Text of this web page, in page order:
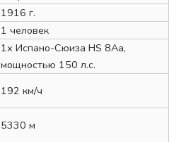
1916 г.
1 человек
1х Испано-Сюиза HS 8Aa,
мощностью 150 л.с.
192 км/ч
5330 м